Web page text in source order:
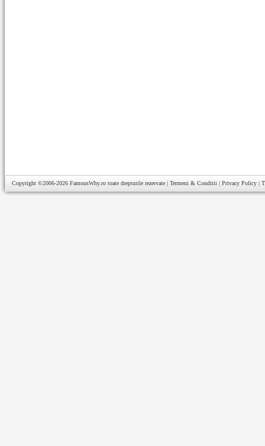
Copyright ©2006-2026 FamousWhy.ro toate drepturile rezervate | Termeni & Conditii | Privacy Policy |